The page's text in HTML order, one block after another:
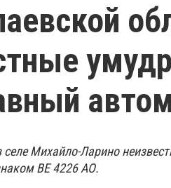
Михайло-Ларино
ВЕ 4226 АО.